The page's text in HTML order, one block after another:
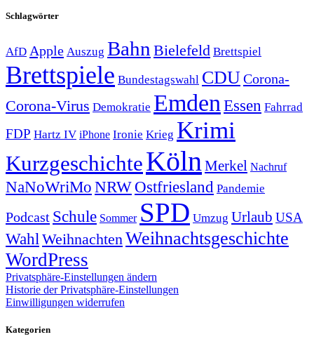
Schlagwörter
AfD Apple Auszug Bahn Bielefeld Brettspiel
Brettspiele Bundestagswahl CDUCorona-
Corona-Virus Demokratie Emden Essen Fahrrad
FDP Hartz IV iPhone Ironie Krieg Krimi
KurzgeschichteKölnMerkel Nachruf
NaNoWriMo NRWOstfriesland Pandemie
Podcast Schule Sommer SPD Umzug Urlaub USA
WahlWeihnachtenWeihnachtsgeschichte
WordPress
Privatsphäre-Einstellungen ändern
Historie der Privatsphäre-Einstellungen
Einwilligungen widerrufen
Kategorien